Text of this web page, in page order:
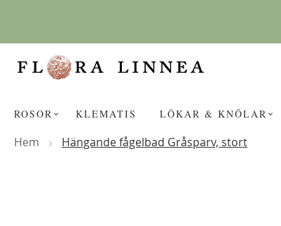
innehållet
ROSOR
KLEMATIS LÖKAR & KNÖLAR
Hem Hängande fågelbad Gråsparv, stort
KANSKE NÅGON AV DESSA